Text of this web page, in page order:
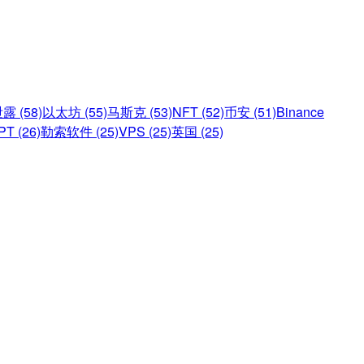
(58)以太坊 (55)马斯克 (53)NFT (52)币安 (51)Binance
(26)勒索软件 (25)VPS (25)英国 (25)